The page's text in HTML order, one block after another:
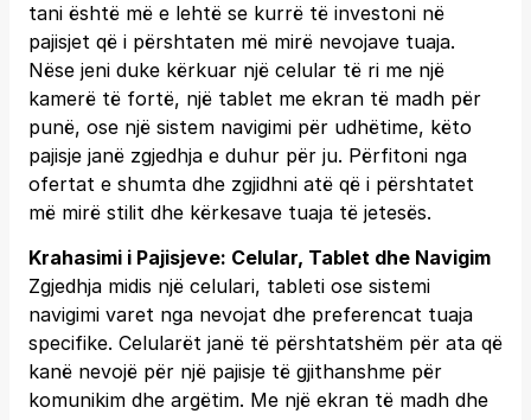
tani është më e lehtë se kurrë të investoni në
pajisjet që i përshtaten më mirë nevojave tuaja.
Nëse jeni duke kërkuar një celular të ri me një
kamerë të fortë, një tablet me ekran të madh për
punë, ose një sistem navigimi për udhëtime, këto
pajisje janë zgjedhja e duhur për ju. Përfitoni nga
ofertat e shumta dhe zgjidhni atë që i përshtatet
më mirë stilit dhe kërkesave tuaja të jetesës.
Krahasimi i Pajisjeve: Celular, Tablet dhe Navigim
Zgjedhja midis një celulari, tableti ose sistemi
navigimi varet nga nevojat dhe preferencat tuaja
specifike. Celularët janë të përshtatshëm për ata që
kanë nevojë për një pajisje të gjithanshme për
komunikim dhe argëtim. Me një ekran të madh dhe